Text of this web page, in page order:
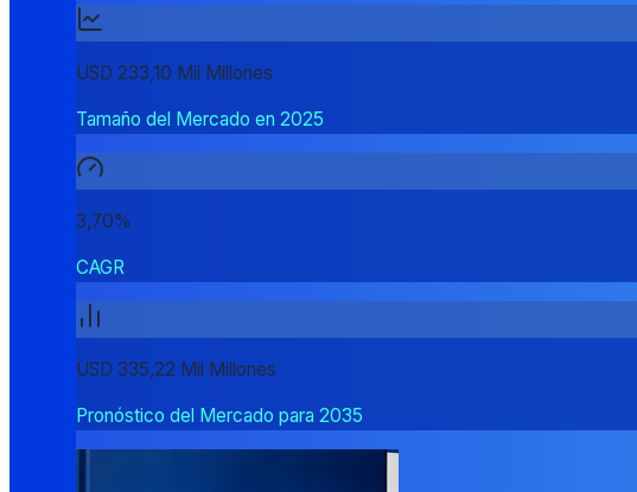
USD 233,10 Mil Millones
Tamaño del Mercado en 2025
3,70%
CAGR
USD 335,22 Mil Millones
Pronóstico del Mercado para 2035